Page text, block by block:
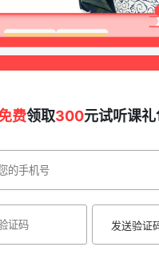
费领取300元试听课礼
发送验证